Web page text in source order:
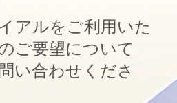
アルをご利用いた
ご要望について
い合わせくださ